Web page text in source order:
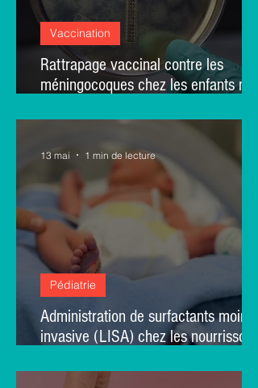
Rattrapage vaccinal contre les
méningocoques chez les enfants nés
gouvernemental
Vaccination
Administration de surfactants moins
invasive (LISA) chez les nourrissons
systématique et une méta-analyse
Pédiatrie
13 mai 1 min de lecture